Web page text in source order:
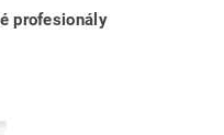
profesionály